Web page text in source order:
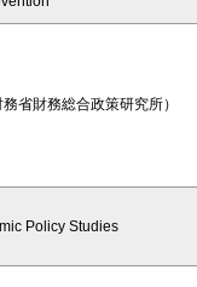
財務総合政策研究所）
Policy Studies